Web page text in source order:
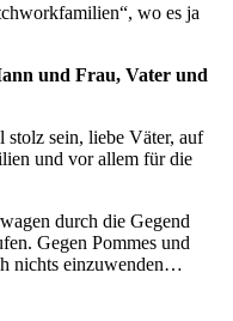
wo es ja
und Frau, Vater und
stolz sein, liebe Väter, auf
und vor allem für die
durch die Gegend
Gegen Pommes und
nichts einzuwenden…